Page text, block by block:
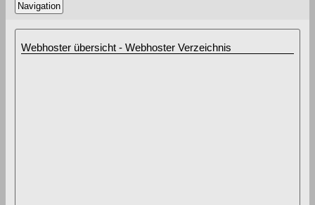
Navigation
Webhoster übersicht - Webhoster Verzeichnis